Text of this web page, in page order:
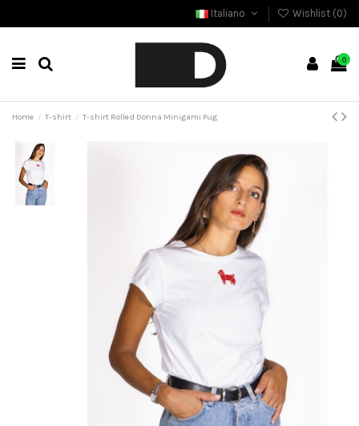
Italiano Wishlist (0)
0
Home T-shirt T-shirt Rolled Donna Minigami Pug